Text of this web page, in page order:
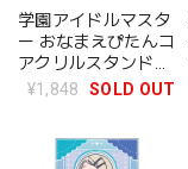
学園アイドルマスタ
ー おなまえぴたんコ
アクリルスタンド
F：葛城リーリヤ
¥1,848 SOLD OUT